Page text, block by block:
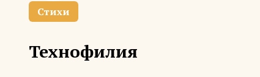
Стихи
Технофилия